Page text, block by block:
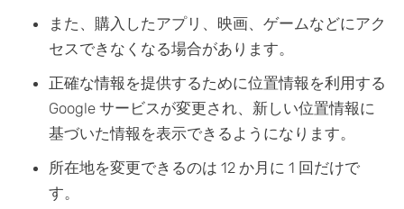
また、購入したアプリ、映画、ゲームなどにアク
セスできなくなる場合があります。
正確な情報を提供するために位置情報を利用する
Google サービスが変更され、新しい位置情報に
基づいた情報を表示できるようになります。
所在地を変更できるのは 12 か月に 1 回だけで
す。